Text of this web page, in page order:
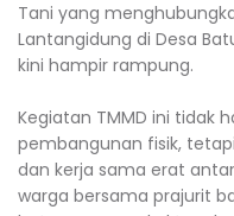
Tani yang
Lantangidung di Desa
kini hampir rampung.
Kegiatan TMMD ini tidak
pembangunan fisik,
dan kerja sama erat
warga bersama prajurit